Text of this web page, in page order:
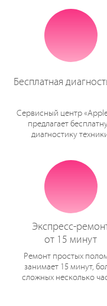
Бесплатная
Сервисный центр
предлагает
диагностику
Экспресс-
от 15 минут
Ремонт простых
занимает 15 минут,
сложных несколько